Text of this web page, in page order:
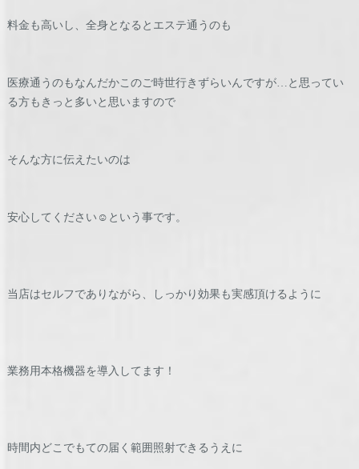
料金も高いし、全身となるとエステ通うのも
医療通うのもなんだかこのご時世行きずらいんですが…と思ってい
る方もきっと多いと思いますので
そんな方に伝えたいのは
安心してください☺️という事です。
当店はセルフでありながら、しっかり効果も実感頂けるように
業務用本格機器を導入してます！
時間内どこでもての届く範囲照射できるうえに